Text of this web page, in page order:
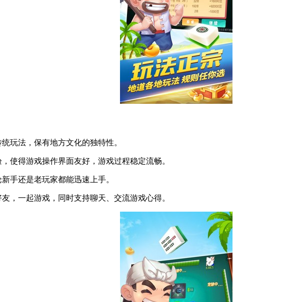
法，保有地方文化的独特性。
得游戏操作界面友好，游戏过程稳定流畅。
还是老玩家都能迅速上手。
一起游戏，同时支持聊天、交流游戏心得。